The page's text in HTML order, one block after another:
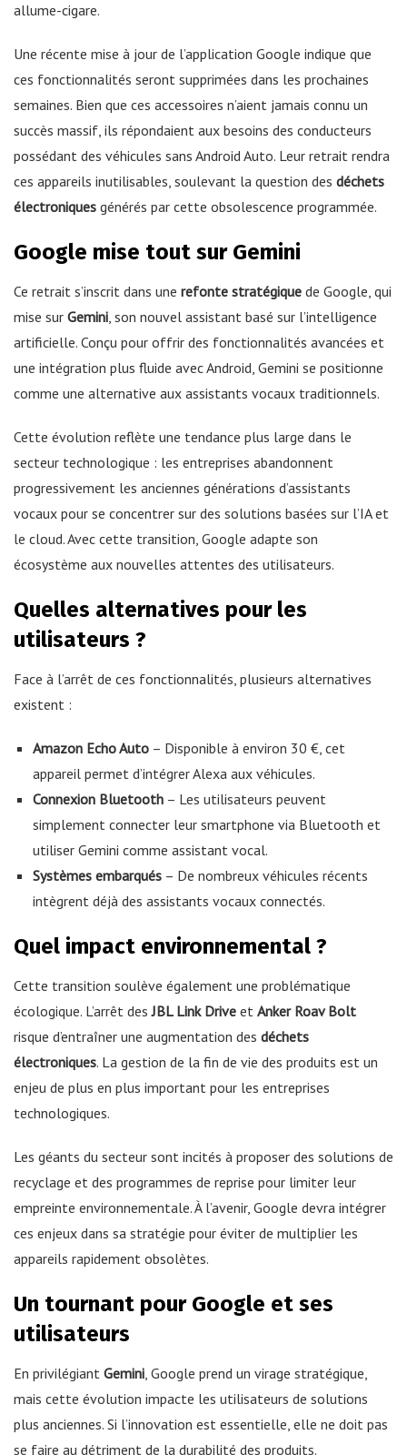
allume-cigare.
Une récente mise à jour de l’application Google indique que
ces fonctionnalités seront supprimées dans les prochaines
semaines. Bien que ces accessoires n’aient jamais connu un
succès massif, ils répondaient aux besoins des conducteurs
possédant des véhicules sans Android Auto. Leur retrait rendra
ces appareils inutilisables, soulevant la question des déchets
électroniques générés par cette obsolescence programmée.
Google mise tout sur Gemini
Ce retrait s’inscrit dans une refonte stratégique de Google, qui
mise sur Gemini , son nouvel assistant basé sur l’intelligence
artificielle. Conçu pour offrir des fonctionnalités avancées et
une intégration plus fluide avec Android, Gemini se positionne
comme une alternative aux assistants vocaux traditionnels.
Cette évolution reflète une tendance plus large dans le
secteur technologique : les entreprises abandonnent
progressivement les anciennes générations d’assistants
vocaux pour se concentrer sur des solutions basées sur l’IA et
le cloud. Avec cette transition, Google adapte son
écosystème aux nouvelles attentes des utilisateurs.
Quelles alternatives pour les
utilisateurs ?
Face à l’arrêt de ces fonctionnalités, plusieurs alternatives
existent :
Amazon Echo Auto– Disponible à environ 30 €, cet
appareil permet d’intégrer Alexa aux véhicules.
Connexion Bluetooth– Les utilisateurs peuvent
simplement connecter leur smartphone via Bluetooth et
utiliser Gemini comme assistant vocal.
Systèmes embarqués– De nombreux véhicules récents
intègrent déjà des assistants vocaux connectés.
Quel impact environnemental ?
Cette transition soulève également une problématique
écologique. L’arrêt desJBL Link Drive et Anker Roav Bolt
risque d’entraîner une augmentation des déchets
électroniques. La gestion de la fin de vie des produits est un
enjeu de plus en plus important pour les entreprises
technologiques.
Les géants du secteur sont incités à proposer des solutions de
recyclage et des programmes de reprise pour limiter leur
empreinte environnementale. À l’avenir, Google devra intégrer
ces enjeux dans sa stratégie pour éviter de multiplier les
appareils rapidement obsolètes.
Un tournant pour Google et ses
utilisateurs
En privilégiant Gemini , Google prend un virage stratégique,
mais cette évolution impacte les utilisateurs de solutions
plus anciennes. Si l’innovation est essentielle, elle ne doit pas
se faire au détriment de la durabilité des produits.